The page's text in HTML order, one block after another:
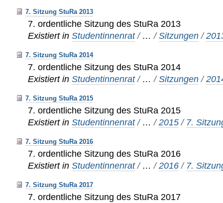
7. Sitzung StuRa 2013
7. ordentliche Sitzung des StuRa 2013
Existiert in Studentinnenrat / …/Sitzungen /
7. Sitzung StuRa 2014
7. ordentliche Sitzung des StuRa 2014
Existiert in Studentinnenrat / …/Sitzungen /
7. Sitzung StuRa 2015
7. ordentliche Sitzung des StuRa 2015
Existiert in Studentinnenrat / …/2015 / 7.
7. Sitzung StuRa 2016
7. ordentliche Sitzung des StuRa 2016
Existiert in Studentinnenrat / …/2016 / 7.
7. Sitzung StuRa 2017
7. ordentliche Sitzung des StuRa 2017